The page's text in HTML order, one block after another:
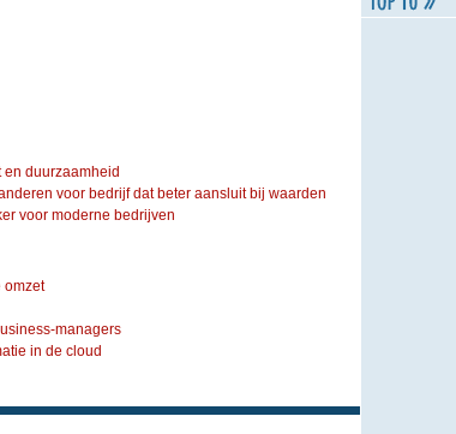
en duurzaamheid
voor bedrijf dat beter aansluit bij waarden
voor moderne bedrijven
omzet
managers
in de cloud